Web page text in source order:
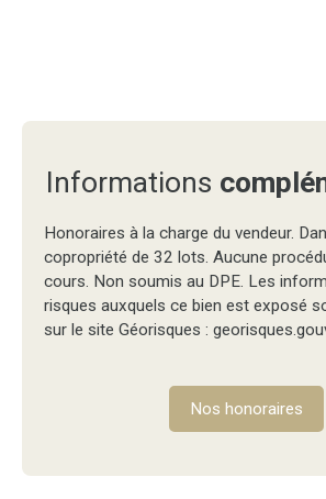
Informations
Honoraires à la charge du vendeur.
copropriété de 32 lots. Aucune
cours. Non soumis au DPE. Les
risques auxquels ce bien est exposé
sur le site Géorisques :
Nos honoraires